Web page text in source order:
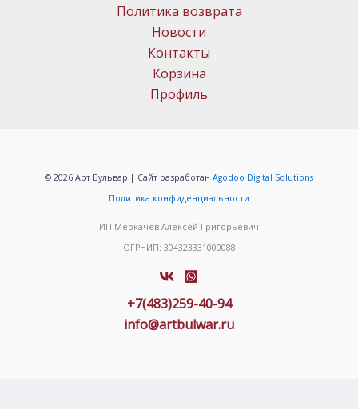
Политика возврата
Новости
Контакты
Корзина
Профиль
© 2026 Арт Бульвар | Сайт разработан Agodoo Digital Solutions
Политика конфиденциальности
ИП Меркачёв Алексей Григорьевич
ОГРНИП: 304323331000088
+7(483)259-40-94
info@artbulwar.ru